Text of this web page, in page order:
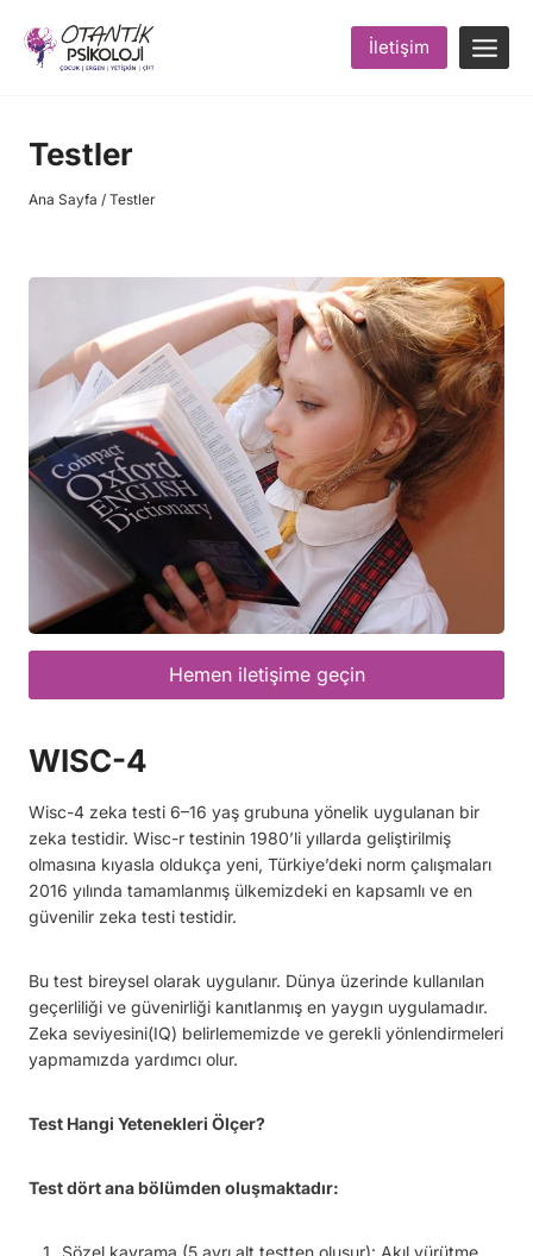
content
İletişim
Testler
Ana Sayfa / Testler
Hemen iletişime geçin
WISC-4
Wisc-4 zeka testi 6–16 yaş grubuna yönelik uygulanan bir
zeka testidir. Wisc-r testinin 1980’li yıllarda geliştirilmiş
olmasına kıyasla oldukça yeni, Türkiye’deki norm çalışmaları
2016 yılında tamamlanmış ülkemizdeki en kapsamlı ve en
güvenilir zeka testi testidir.
Bu test bireysel olarak uygulanır. Dünya üzerinde kullanılan
geçerliliği ve güvenirliği kanıtlanmış en yaygın uygulamadır.
Zeka seviyesini(IQ) belirlememizde ve gerekli yönlendirmeleri
yapmamızda yardımcı olur.
Test Hangi Yetenekleri Ölçer?
Test dört ana bölümden oluşmaktadır:
Sözel kavrama (5 ayrı alt testten oluşur): Akıl yürütme,